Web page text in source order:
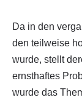
Da in den
den teilweise
wurde, stellt
ernsthaftes
wurde das